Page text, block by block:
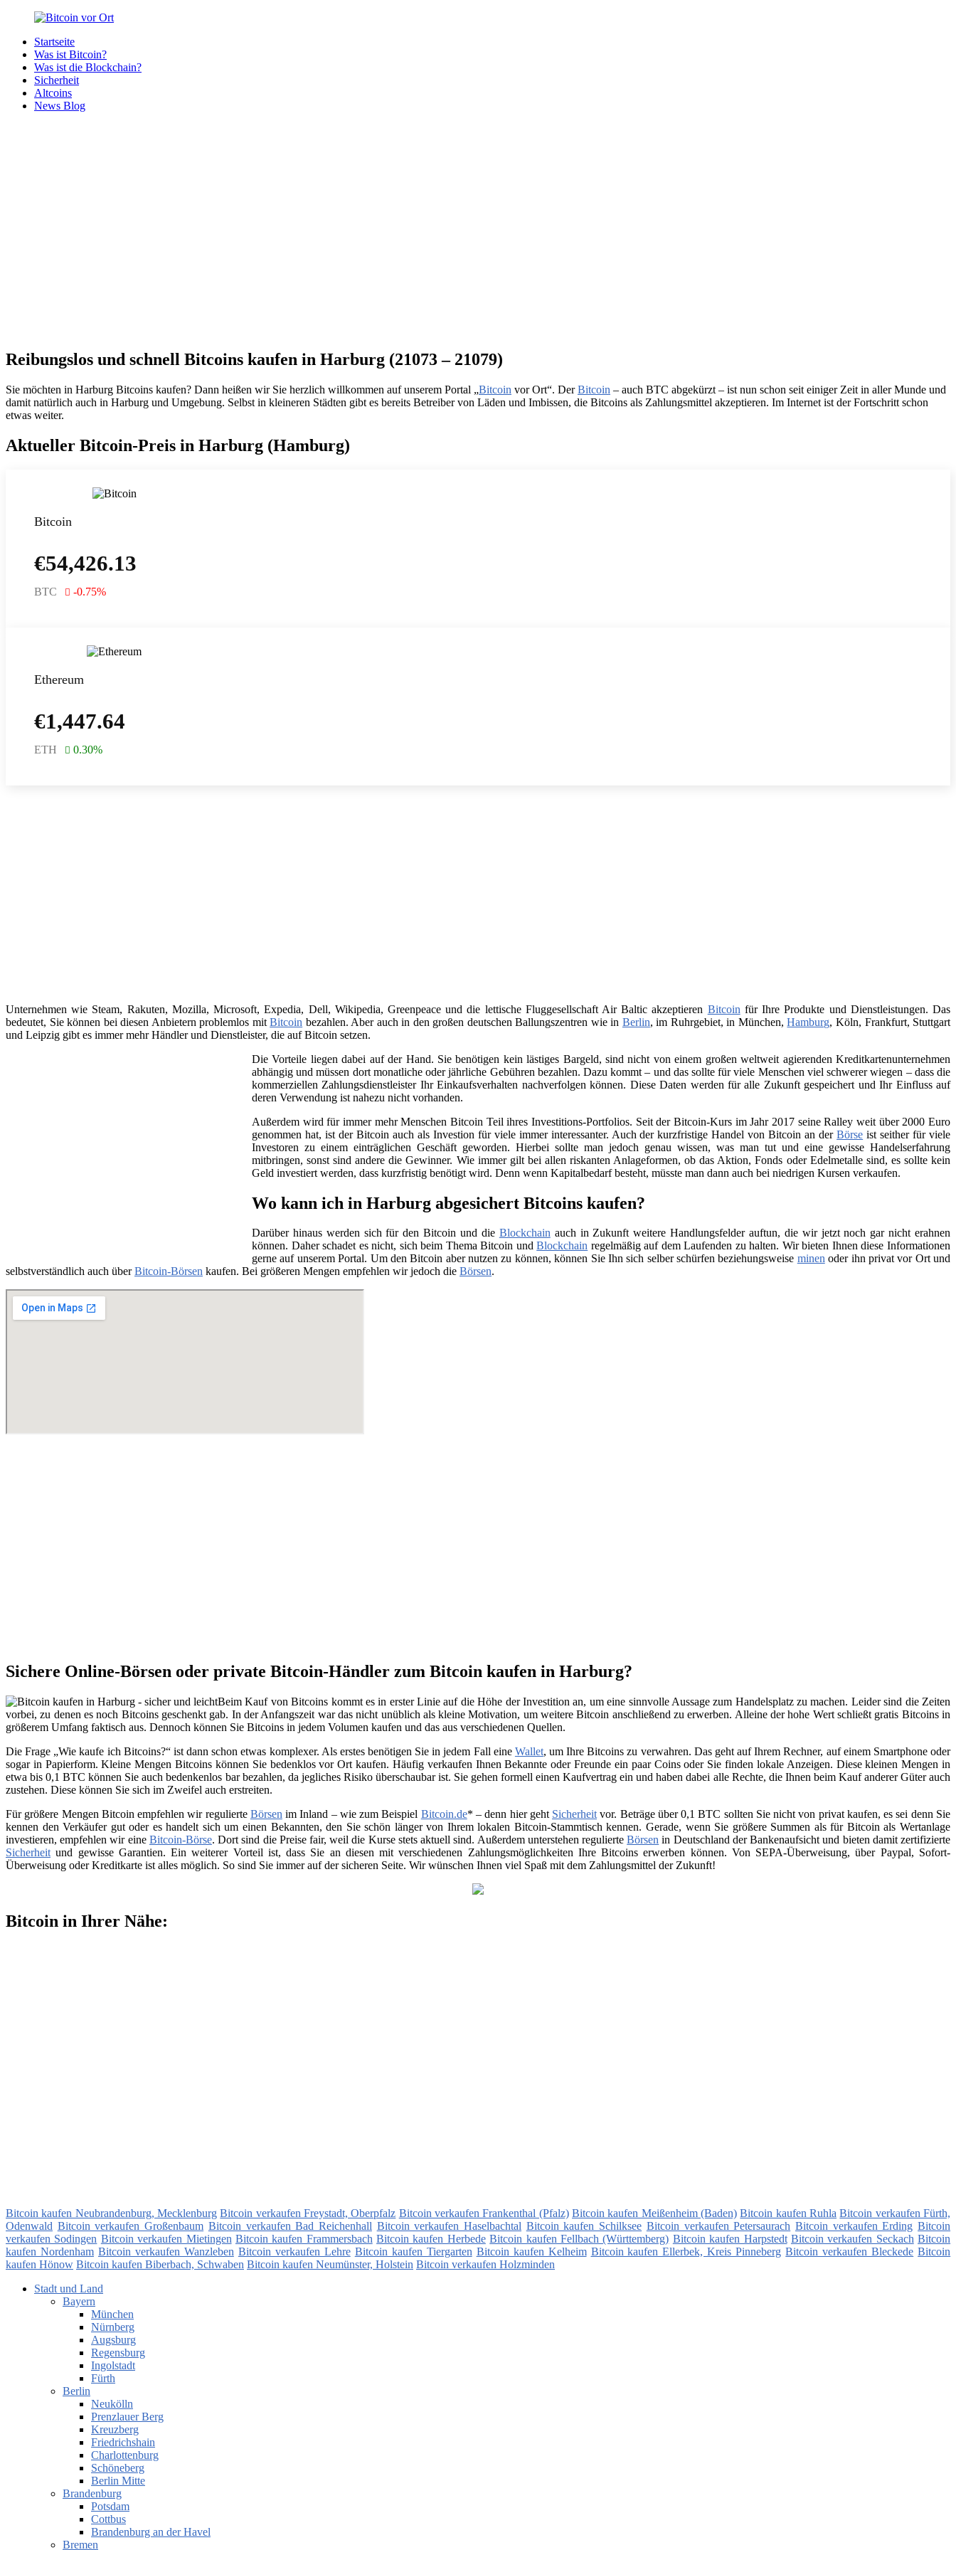
Zurück
Inhalt
Bitcoin
Bitcoins
deiner
Region
Startseite
Was ist Bitcoin?
Was ist die Blockchain?
Sicherheit
Altcoins
News Blog
Reibungslos und schnell Bitcoins kaufen in Harburg (21073 – 21079)
Sie möchten in Harburg Bitcoins kaufen? Dann heißen wir Sie herzlich willkommen auf unserem Portal „Bitcoin vor Ort“. DerBitcoin – auch BTC abgekürzt – ist nun schon seit einiger Zeit in aller Munde und
damit natürlich auch in Harburg und Umgebung. Selbst in kleineren Städten gibt es bereits Betreiber von Läden und Imbissen, die Bitcoins als Zahlungsmittel akzeptieren. Im Internet ist der Fortschritt schon
etwas weiter.
Aktueller Bitcoin-Preis in Harburg (Hamburg)
Bitcoin
€54,426.13
BTC -0.75%
Ethereum
€1,447.64
ETH 0.30%
Unternehmen wie Steam, Rakuten, Mozilla, Microsoft, Expedia, Dell, Wikipedia, Greenpeace und die lettische Fluggesellschaft Air Baltic akzeptieren Bitcoin für Ihre Produkte und Dienstleistungen. Das
bedeutet, Sie können bei diesen Anbietern problemlos mitBitcoin bezahlen. Aber auch in den großen deutschen Ballungszentren wie in Berlin, im Ruhrgebiet, in München,Hamburg, Köln, Frankfurt, Stuttgart
und Leipzig gibt es immer mehr Händler und Dienstleister, die auf Bitcoin setzen.
Die Vorteile liegen dabei auf der Hand. Sie benötigen kein lästiges Bargeld, sind nicht von einem großen weltweit agierenden Kreditkartenunternehmen
abhängig und müssen dort monatliche oder jährliche Gebühren bezahlen. Dazu kommt – und das sollte für viele Menschen viel schwerer wiegen – dass die
kommerziellen Zahlungsdienstleister Ihr Einkaufsverhalten nachverfolgen können. Diese Daten werden für alle Zukunft gespeichert und Ihr Einfluss auf
deren Verwendung ist nahezu nicht vorhanden.
Außerdem wird für immer mehr Menschen Bitcoin Teil ihres Investitions-Portfolios. Seit der Bitcoin-Kurs im Jahr 2017 seine Ralley weit über 2000 Euro
genommen hat, ist der Bitcoin auch als Investion für viele immer interessanter. Auch der kurzfristige Handel von Bitcoin an derBörse ist seither für viele
Investoren zu einem einträglichen Geschäft geworden. Hierbei sollte man jedoch genau wissen, was man tut und eine gewisse Handelserfahrung
mitbringen, sonst sind andere die Gewinner. Wie immer gilt bei allen riskanten Anlageformen, ob das Aktion, Fonds oder Edelmetalle sind, es sollte kein
Geld investiert werden, dass kurzfristig benötigt wird. Denn wenn Kapitalbedarf besteht, müsste man dann auch bei niedrigen Kursen verkaufen.
Wo kann ich in Harburg abgesichert Bitcoins kaufen?
Darüber hinaus werden sich für den Bitcoin und die Blockchainauch in Zukunft weitere Handlungsfelder auftun, die wir jetzt noch gar nicht erahnen
können. Daher schadet es nicht, sich beim Thema Bitcoin undBlockchain regelmäßig auf dem Laufenden zu halten. Wir bieten Ihnen diese Informationen
gerne auf unserem Portal. Um den Bitcoin aber nutzen zu können, können Sie Ihn sich selber schürfen beziehungsweise minenoder ihn privat vor Ort und
selbstverständlich auch überBitcoin-Börsen kaufen. Bei größeren Mengen empfehlen wir jedoch die Börsen.
Sichere Online-Börsen oder private Bitcoin-Händler zum Bitcoin kaufen in Harburg?
Beim Kauf von Bitcoins kommt es in erster Linie auf die Höhe der Investition an, um eine sinnvolle Aussage zum Handelsplatz zu machen. Leider sind die Zeiten
vorbei, zu denen es noch Bitcoins geschenkt gab. In der Anfangszeit war das nicht unüblich als kleine Motivation, um weitere Bitcoin anschließend zu erwerben. Alleine der hohe Wert schließt gratis Bitcoins in
größerem Umfang faktisch aus. Dennoch können Sie Bitcoins in jedem Volumen kaufen und das aus verschiedenen Quellen.
Die Frage „Wie kaufe ich Bitcoins?“ ist dann schon etwas komplexer. Als erstes benötigen Sie in jedem Fall eine Wallet, um Ihre Bitcoins zu verwahren. Das geht auf Ihrem Rechner, auf einem Smartphone oder
sogar in Papierform. Kleine Mengen Bitcoins können Sie bedenklos vor Ort kaufen. Häufig verkaufen Ihnen Bekannte oder Freunde ein paar Coins oder Sie finden lokale Anzeigen. Diese kleinen Mengen in
etwa bis 0,1 BTC können Sie auch bedenkenlos bar bezahlen, da jegliches Risiko überschaubar ist. Sie gehen formell einen Kaufvertrag ein und haben dabei alle Rechte, die Ihnen beim Kauf anderer Güter auch
zustehen. Diese können Sie sich im Zweifel auch erstreiten.
Für größere Mengen Bitcoin empfehlen wir regulierte Börsen im Inland – wie zum Beispiel Bitcoin.de* – denn hier geht Sicherheit vor. Beträge über 0,1 BTC sollten Sie nicht von privat kaufen, es sei denn Sie
kennen den Verkäufer gut oder es handelt sich um einen Bekannten, den Sie schön länger von Ihrem lokalen Bitcoin-Stammtisch kennen. Gerade, wenn Sie größere Summen als für Bitcoin als Wertanlage
investieren, empfehlen wir eine Bitcoin-Börse. Dort sind die Preise fair, weil die Kurse stets aktuell sind. Außerdem unterstehen regulierteBörsen in Deutschland der Bankenaufsicht und bieten damit zertifizierte
Sicherheit und gewisse Garantien. Ein weiterer Vorteil ist, dass Sie an diesen mit verschiedenen Zahlungsmöglichkeiten Ihre Bitcoins erwerben können. Von SEPA-Überweisung, über Paypal, Sofort-
Überweisung oder Kreditkarte ist alles möglich. So sind Sie immer auf der sicheren Seite. Wir wünschen Ihnen viel Spaß mit dem Zahlungsmittel der Zukunft!
Bitcoin in Ihrer Nähe:
Bitcoin kaufen Neubrandenburg, Mecklenburg Bitcoin verkaufen Freystadt, Oberpfalz Bitcoin verkaufen Frankenthal (Pfalz) Bitcoin kaufen Meißenheim (Baden) Bitcoin kaufen Ruhla Bitcoin verkaufen Fürth,
Odenwald Bitcoin verkaufen Großenbaum Bitcoin verkaufen Bad Reichenhall Bitcoin verkaufen Haselbachtal Bitcoin kaufen Schilksee Bitcoin verkaufen Petersaurach Bitcoin verkaufen Erding Bitcoin
verkaufen Sodingen Bitcoin verkaufen Mietingen Bitcoin kaufen Frammersbach Bitcoin kaufen Herbede Bitcoin kaufen Fellbach (Württemberg) Bitcoin kaufen Harpstedt Bitcoin verkaufen Seckach Bitcoin
kaufen Nordenham Bitcoin verkaufen Wanzleben Bitcoin verkaufen Lehre Bitcoin kaufen Tiergarten Bitcoin kaufen Kelheim Bitcoin kaufen Ellerbek, Kreis Pinneberg Bitcoin verkaufen Bleckede Bitcoin
kaufen Hönow Bitcoin kaufen Biberbach, Schwaben Bitcoin kaufen Neumünster, Holstein Bitcoin verkaufen Holzminden
Stadt und Land
Bayern
München
Nürnberg
Augsburg
Regensburg
Ingolstadt
Fürth
Berlin
Neukölln
Prenzlauer Berg
Kreuzberg
Friedrichshain
Charlottenburg
Schöneberg
Berlin Mitte
Brandenburg
Potsdam
Cottbus
Brandenburg an der Havel
Bremen